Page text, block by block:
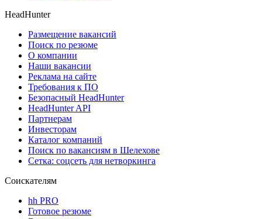
HeadHunter
Размещение вакансий
Поиск по резюме
О компании
Наши вакансии
Реклама на сайте
Требования к ПО
Безопасный HeadHunter
HeadHunter API
Партнерам
Инвесторам
Каталог компаний
Поиск по вакансиям в Шелехове
Сетка: соцсеть для нетворкинга
Соискателям
hh PRO
Готовое резюме